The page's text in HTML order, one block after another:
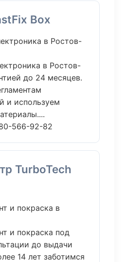
Box
в Ростов-
в Ростов-
до 24 месяцев.
и используем
566-92-82
TurboTech
и покраска в
и покраска под
до выдачи
14 лет заботимся